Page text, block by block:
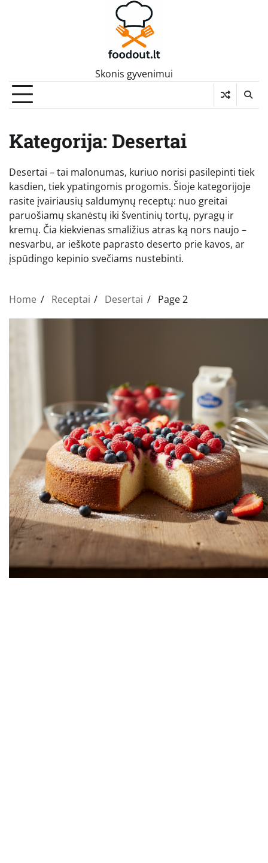
Skonis gyvenimui
Kategorija: Desertai
Desertai – tai malonumas, kuriuo norisi pasilepinti tiek
kasdien, tiek ypatingomis progomis. Šioje kategorijoje
rasite įvairiausių saldumynų receptų: nuo greitai
paruošiamų skanėstų iki šventinių tortų, pyragų ir
kremų. Čia kiekvienas smaližius atras ką nors naujo –
nesvarbu, ar ieškote paprasto deserto prie kavos, ar
įspūdingo kepinio svečiams nustebinti.
Home Receptai Desertai Page 2